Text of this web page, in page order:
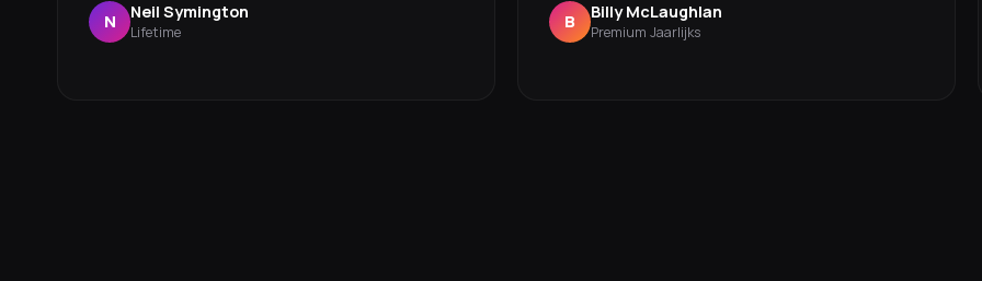
N Neil Symington
Lifetime B Billy McLaughlan
Premium Jaarlijks